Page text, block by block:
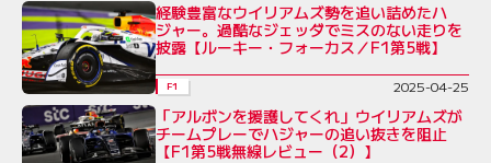
経験豊富なウイリアムズ勢を追い詰めたハ
ジャー。過酷なジェッダでミスのない走りを
披露【ルーキー・フォーカス／F1第5戦】
F1 2025-04-25
「アルボンを援護してくれ」ウイリアムズが
チームプレーでハジャーの追い抜きを阻止
【F1第5戦無線レビュー（2）】